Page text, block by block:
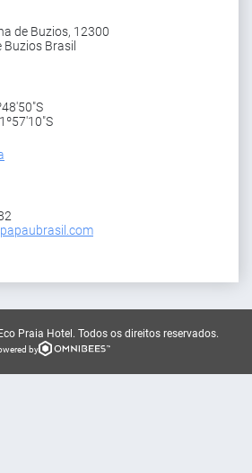
de Buzios, 12300
Brasil
Praia Hotel. Todos os direitos reservados.
by